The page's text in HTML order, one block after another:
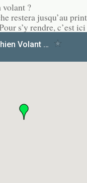
volant ?
restera jusqu’au
s’y rendre, c’est